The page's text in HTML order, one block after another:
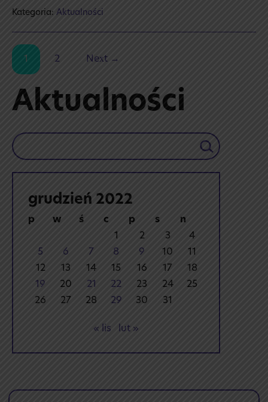
Aktualności
Szukaj
grudzień 2022
p w ś c p s
n
1
2 3
4
5
6 7 8 9 10
11
12
13 14 15 16 17
18
19
20 21 22 23 24
25
26
27 28 29 30 31
« lis lut »
Kategoria: Aktualności
1 2 Next →